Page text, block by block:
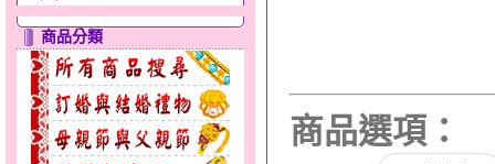
商品分類
商品選項：